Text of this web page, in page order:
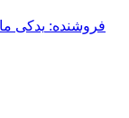
فروشنده: یدکی